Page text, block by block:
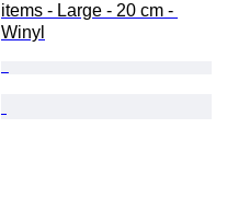
items - Large - 20 cm -
Winyl